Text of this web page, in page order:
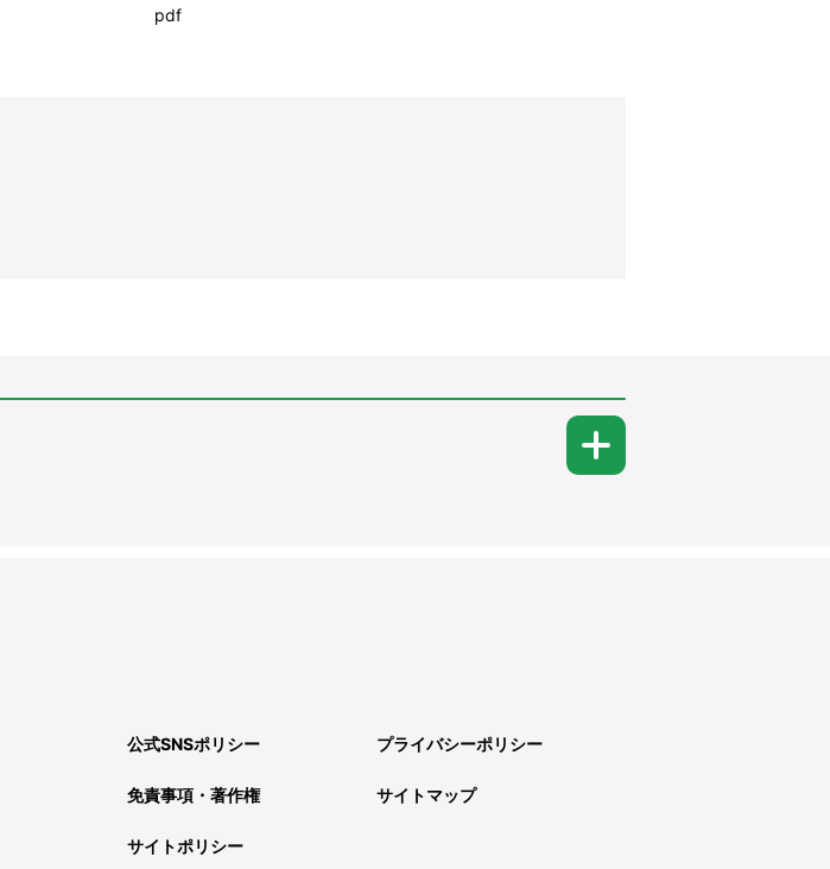
pdf
公式SNSポリシー プライバシーポリシー
免責事項・著作権 サイトマップ
サイトポリシー